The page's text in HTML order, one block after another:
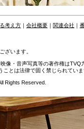
考え方 ｜ 会社概要 ｜ 関連会社 ｜
ざいます。
像・音声写真等の著作権は
ことは法律で固く禁じられてい
Rights Reserved.